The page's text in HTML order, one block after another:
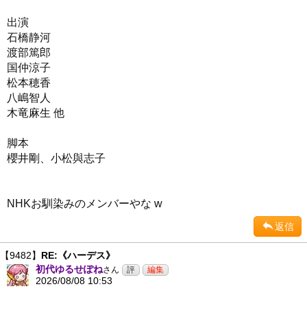
出演
石橋静河
渡部篤郎
国仲涼子
松本穂香
八嶋智人
木竜麻生 他
脚本
櫻井剛、小松與志子
NHKお馴染みのメンバーやな w
返信
【9482】 RE:《ハーデス》
初代ゆるせぽねさん
2026/08/08 10:53